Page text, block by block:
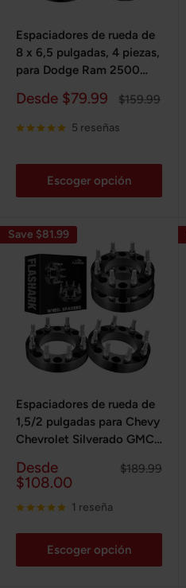
Espaciadores de rueda de
8 x 6,5 pulgadas, 4 piezas,
para Dodge Ram 2500
2022/Chevrolet Silverado
GMC 1988-2013
Precio
venta
Desde $79.99
Precio
$159.99
5 reseñas
Escoger opción
Save $81.99
Espaciadores de rueda de
1,5/2 pulgadas para Chevy
Chevrolet Silverado GMC
2022, 8 x 180 mm, 4
piezas
Precio
de
Desde
$108.00
Precio
$189.99
1 reseña
Escoger opción